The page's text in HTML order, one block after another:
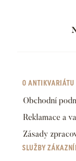
O ANTIKVARIÁTU
Obchodní
Reklamace a
Zásady
SLUŽBY